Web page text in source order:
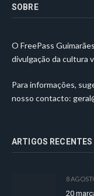
SOBRE
O FreePass
divulgação da cultura
Para informações,
nosso contacto:
ARTIGOS RECENTES
8
20